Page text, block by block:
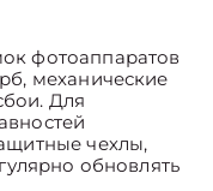
фотоаппаратов
механические
Для
чехлы,
обновлять